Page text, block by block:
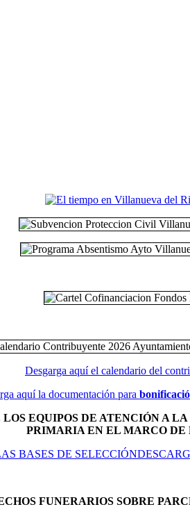
Desgarga aquí el calendario del
aquí la documentación para
EQUIPOS DE ATENCIÓN A
PRIMARIA EN EL MARCO DE
BASES DE
FUNERARIOS SOBRE